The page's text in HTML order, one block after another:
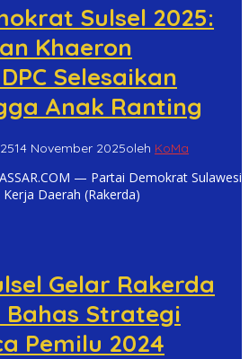
Sulsel 2025:
Khaeron
Selesaikan
Anak Ranting
14 November 2025oleh KoMa
— Partai Demokrat Sulawesi
Daerah (Rakerda)
Gelar Rakerda
Bahas Strategi
Pemilu 2024